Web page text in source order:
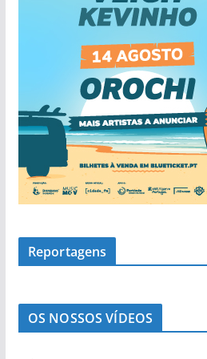
Reportagens
OS NOSSOS VÍDEOS